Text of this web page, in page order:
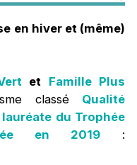
en hiver et (même)
et Famille Plus
classé Qualité
lauréate du Trophée
en 2019: